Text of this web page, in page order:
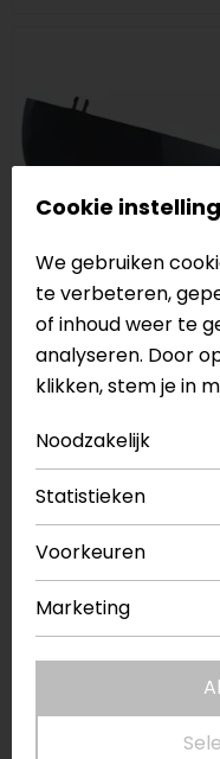
HJC
Zonnevizier I70/
90
22,99
-
Cookie
We gebruiken
te verbeteren,
of inhoud weer te
analyseren. Door
klikken, stem je in
Noodzakelijk
Statistieken
Voorkeuren
Marketing